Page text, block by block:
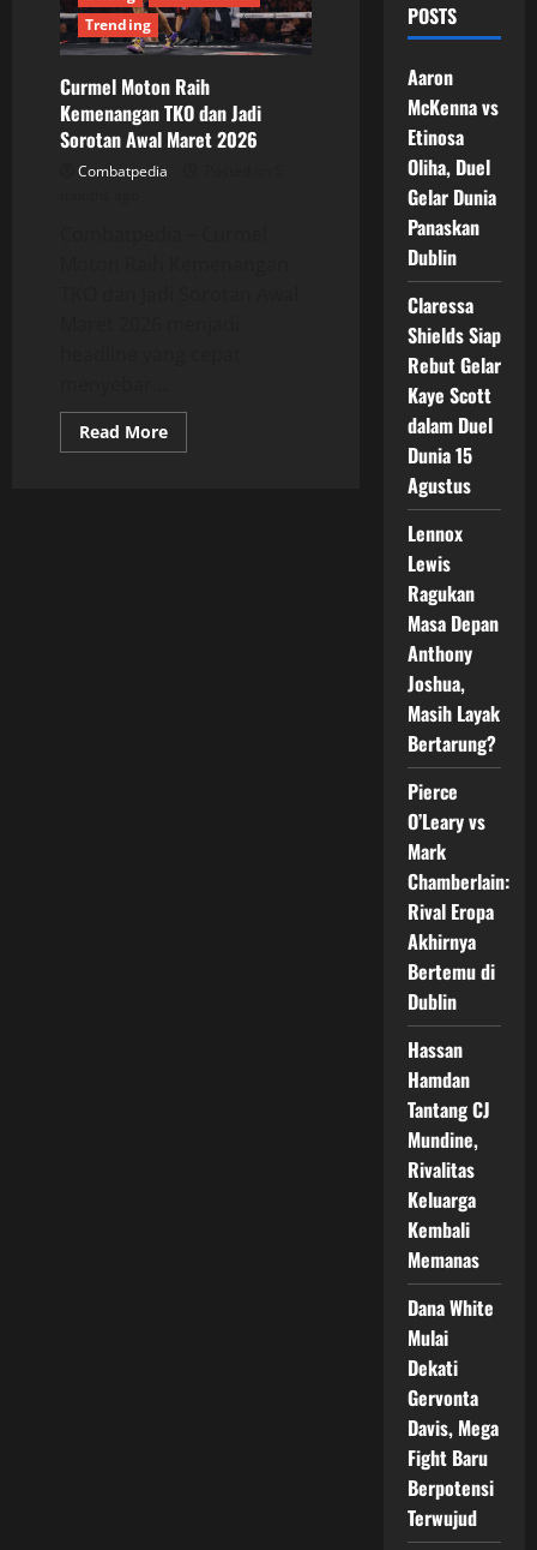
Trending
Curmel Moton Raih
Kemenangan TKO dan Jadi
Sorotan Awal Maret 2026
Combatpedia
Read MoreRead
more
POSTS
Aaron
McKenna vs
Etinosa
Oliha, Duel
Gelar Dunia
Panaskan
Dublin
Claressa
Shields Siap
Rebut Gelar
Kaye Scott
dalam Duel
Dunia 15
Agustus
Lennox
Lewis
Ragukan
Masa Depan
Anthony
Joshua,
Masih Layak
Bertarung?
Pierce
O’Leary vs
Mark
Chamberlain:
Rival Eropa
Akhirnya
Bertemu di
Dublin
Hassan
Hamdan
Tantang CJ
Mundine,
Rivalitas
Keluarga
Kembali
Memanas
Dana White
Mulai
Dekati
Gervonta
Davis, Mega
Fight Baru
Berpotensi
Terwujud